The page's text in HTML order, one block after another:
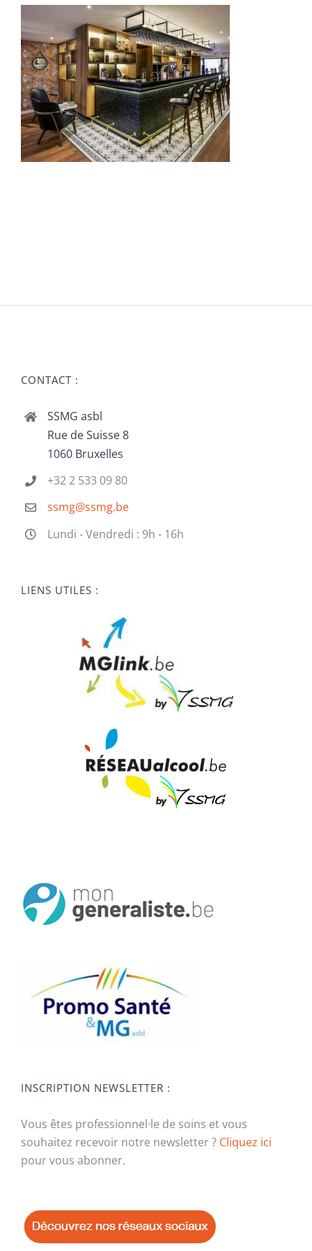
CONTACT :
SSMG asbl
Rue de Suisse 8
1060 Bruxelles
+32 2 533 09 80
ssmg@ssmg.be
Lundi - Vendredi : 9h - 16h
LIENS UTILES :
INSCRIPTION NEWSLETTER :
Vous êtes professionnel·le de soins et vous
souhaitez recevoir notre newsletter ? Cliquez ici
pour vous abonner.